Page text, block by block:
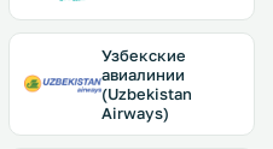
Узбекские
авиалинии
(Uzbekistan
Airways)